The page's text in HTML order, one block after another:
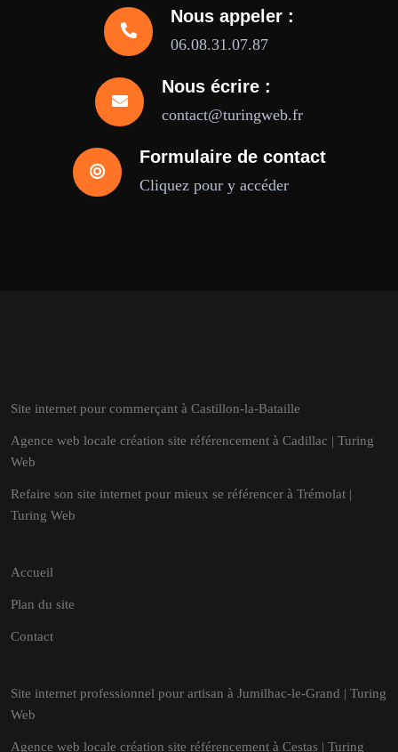
Nous appeler :
06.08.31.07.87
Nous écrire :
contact@turingweb.fr
Formulaire de contact
Cliquez pour y accéder
Site internet pour commerçant à Castillon-la-Bataille
Agence web locale création site référencement à Cadillac | Turing
Web
Refaire son site internet pour mieux se référencer à Trémolat |
Turing Web
Accueil
Plan du site
Contact
Site internet professionnel pour artisan à Jumilhac-le-Grand | Turing
Web
Agence web locale création site référencement à Cestas | Turing